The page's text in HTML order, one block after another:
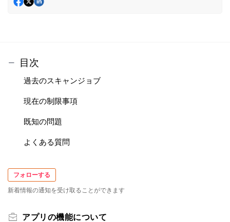
目次
過去のスキャンジョブ
現在の制限事項
既知の問題
よくある質問
フォローする
新着情報の通知を受け取ることができます
アプリの機能について